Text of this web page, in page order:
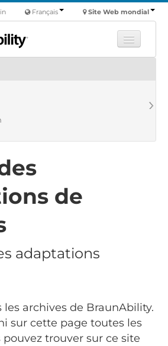
Site Web mondial
Français
de
adaptations
les archives de BraunAbility.
sur cette page toutes les
trouver sur ce site